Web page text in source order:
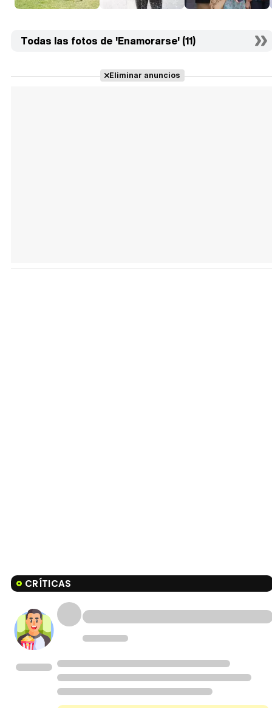
Todas las fotos de 'Enamorarse' (11)
Eliminar anuncios
CRÍTICAS